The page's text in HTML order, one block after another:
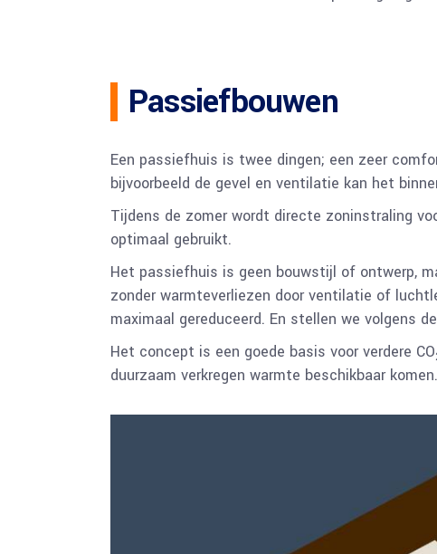
Passiefbouwen
Een passiefhuis is twee dingen; een zeer
bijvoorbeeld de gevel en ventilatie kan het
Tijdens de zomer wordt directe zoninstraling
optimaal gebruikt.
Het passiefhuis is geen bouwstijl of ontwerp,
zonder warmteverliezen door ventilatie of
maximaal gereduceerd. En stellen we volgens
Het concept is een goede basis voor verdere CO
duurzaam verkregen warmte beschikbaar komen.